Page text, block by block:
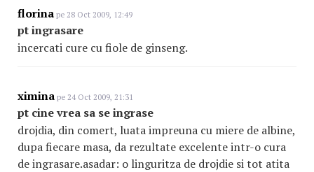
florina pe 28 Oct 2009, 12:49
pt ingrasare
incercati cure cu fiole de ginseng.
ximina pe 24 Oct 2009, 21:31
pt cine vrea sa se ingrase
drojdia, din comert, luata impreuna cu miere de albine,
dupa fiecare masa, da rezultate excelente intr-o cura
de ingrasare.asadar: o linguritza de drojdie si tot atita